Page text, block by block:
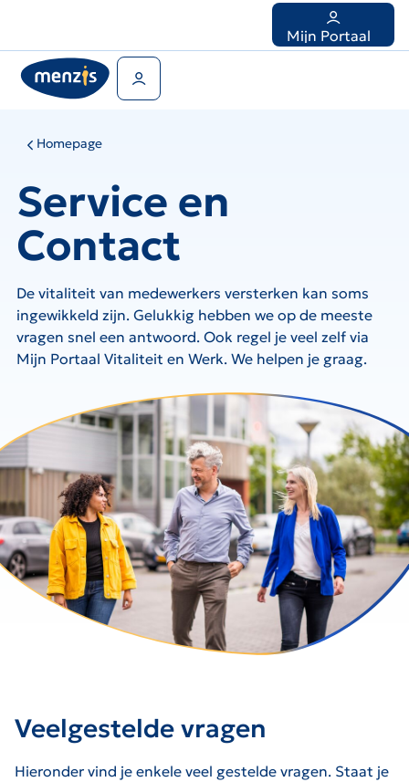
snelle
navigatie
Mijn Portaal
Homepage
Service en
Contact
De vitaliteit van medewerkers versterken kan soms
ingewikkeld zijn. Gelukkig hebben we op de meeste
vragen snel een antwoord. Ook regel je veel zelf via
Mijn Portaal Vitaliteit en Werk. We helpen je graag.
Veelgestelde vragen
Hieronder vind je enkele veel gestelde vragen. Staat je